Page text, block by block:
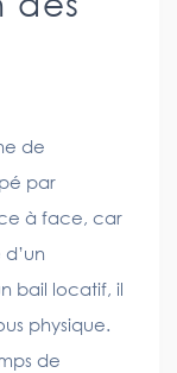
de
par
à face, car
bail locatif, il
physique.
de